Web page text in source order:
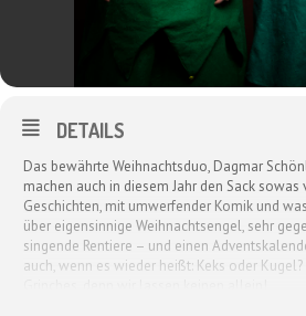
DETAILS
Das bewährte Weihnachtsduo, Dagmar
machen auch in diesem Jahr den Sack sowas
Geschichten, mit umwerfender Komik und
über eigensinnige Weihnachtsengel, sehr
singende Rentiere – und einen
auch, wenn es wieder heißt: Keks oder